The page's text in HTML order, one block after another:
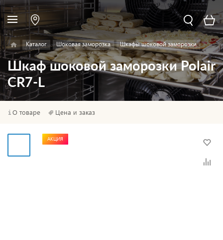
Каталог Шоковая заморозка Шкафы шоковой заморозки
Шкаф шоковой заморозки Polair
CR7-L
О товаре Цена и заказ
АКЦИЯ